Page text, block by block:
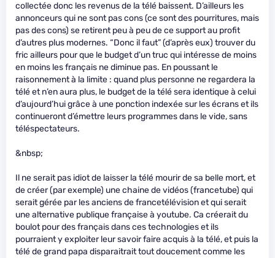
collectée donc les revenus de la télé baissent. D’ailleurs les
annonceurs qui ne sont pas cons (ce sont des pourritures, mais
pas des cons) se retirent peu à peu de ce support au profit
d’autres plus modernes. “Donc il faut” (d’après eux) trouver du
fric ailleurs pour que le budget d’un truc qui intéresse de moins
en moins les français ne diminue pas. En poussant le
raisonnement à la limite : quand plus personne ne regardera la
télé et n’en aura plus, le budget de la télé sera identique à celui
d’aujourd’hui grâce à une ponction indexée sur les écrans et ils
continueront d’émettre leurs programmes dans le vide, sans
téléspectateurs.
&nbsp;
Il ne serait pas idiot de laisser la télé mourir de sa belle mort, et
de créer (par exemple) une chaine de vidéos (francetube) qui
serait gérée par les anciens de francetélévision et qui serait
une alternative publique française à youtube. Ca créerait du
boulot pour des français dans ces technologies et ils
pourraient y exploiter leur savoir faire acquis à la télé, et puis la
télé de grand papa disparaitrait tout doucement comme les